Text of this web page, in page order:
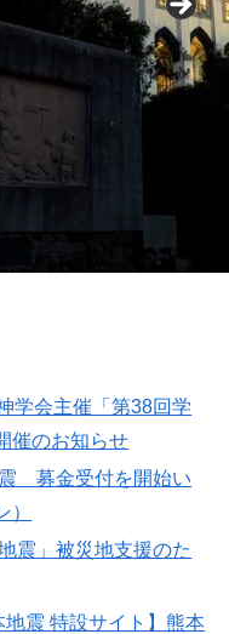
学会主催「第38回学
催のお知らせ
募金受付を開始い
震」被災地支援のた
震 特設サイト】熊本